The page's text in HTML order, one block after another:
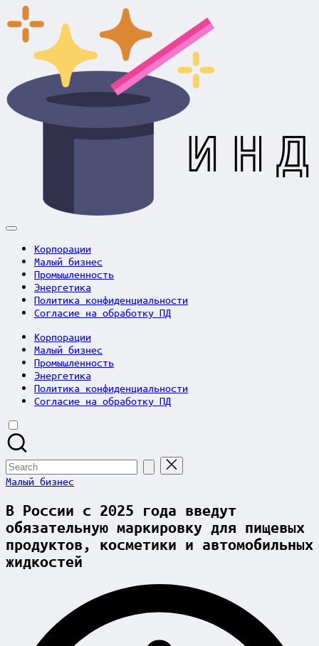
Skip
to
content
Индустрия
фокусеКорпорации
Малый бизнес
Промышленность
Энергетика
Политика конфиденциальности
Согласие на обработку ПД
Корпорации
Малый бизнес
Промышленность
Энергетика
Политика конфиденциальности
Согласие на обработку ПД
Search
for:
Posted
Малый бизнес
В России с 2025 года введут
обязательную маркировку для пищевых
продуктов, косметики и автомобильных
жидкостей